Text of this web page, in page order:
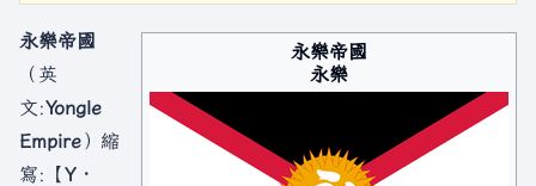
永樂帝國
永樂
永樂帝國
（英
文:Yongle
Empire）縮
寫:【Y．